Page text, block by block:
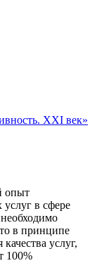
XXI век»
опыт
в сфере
в принципе
услуг,
100%